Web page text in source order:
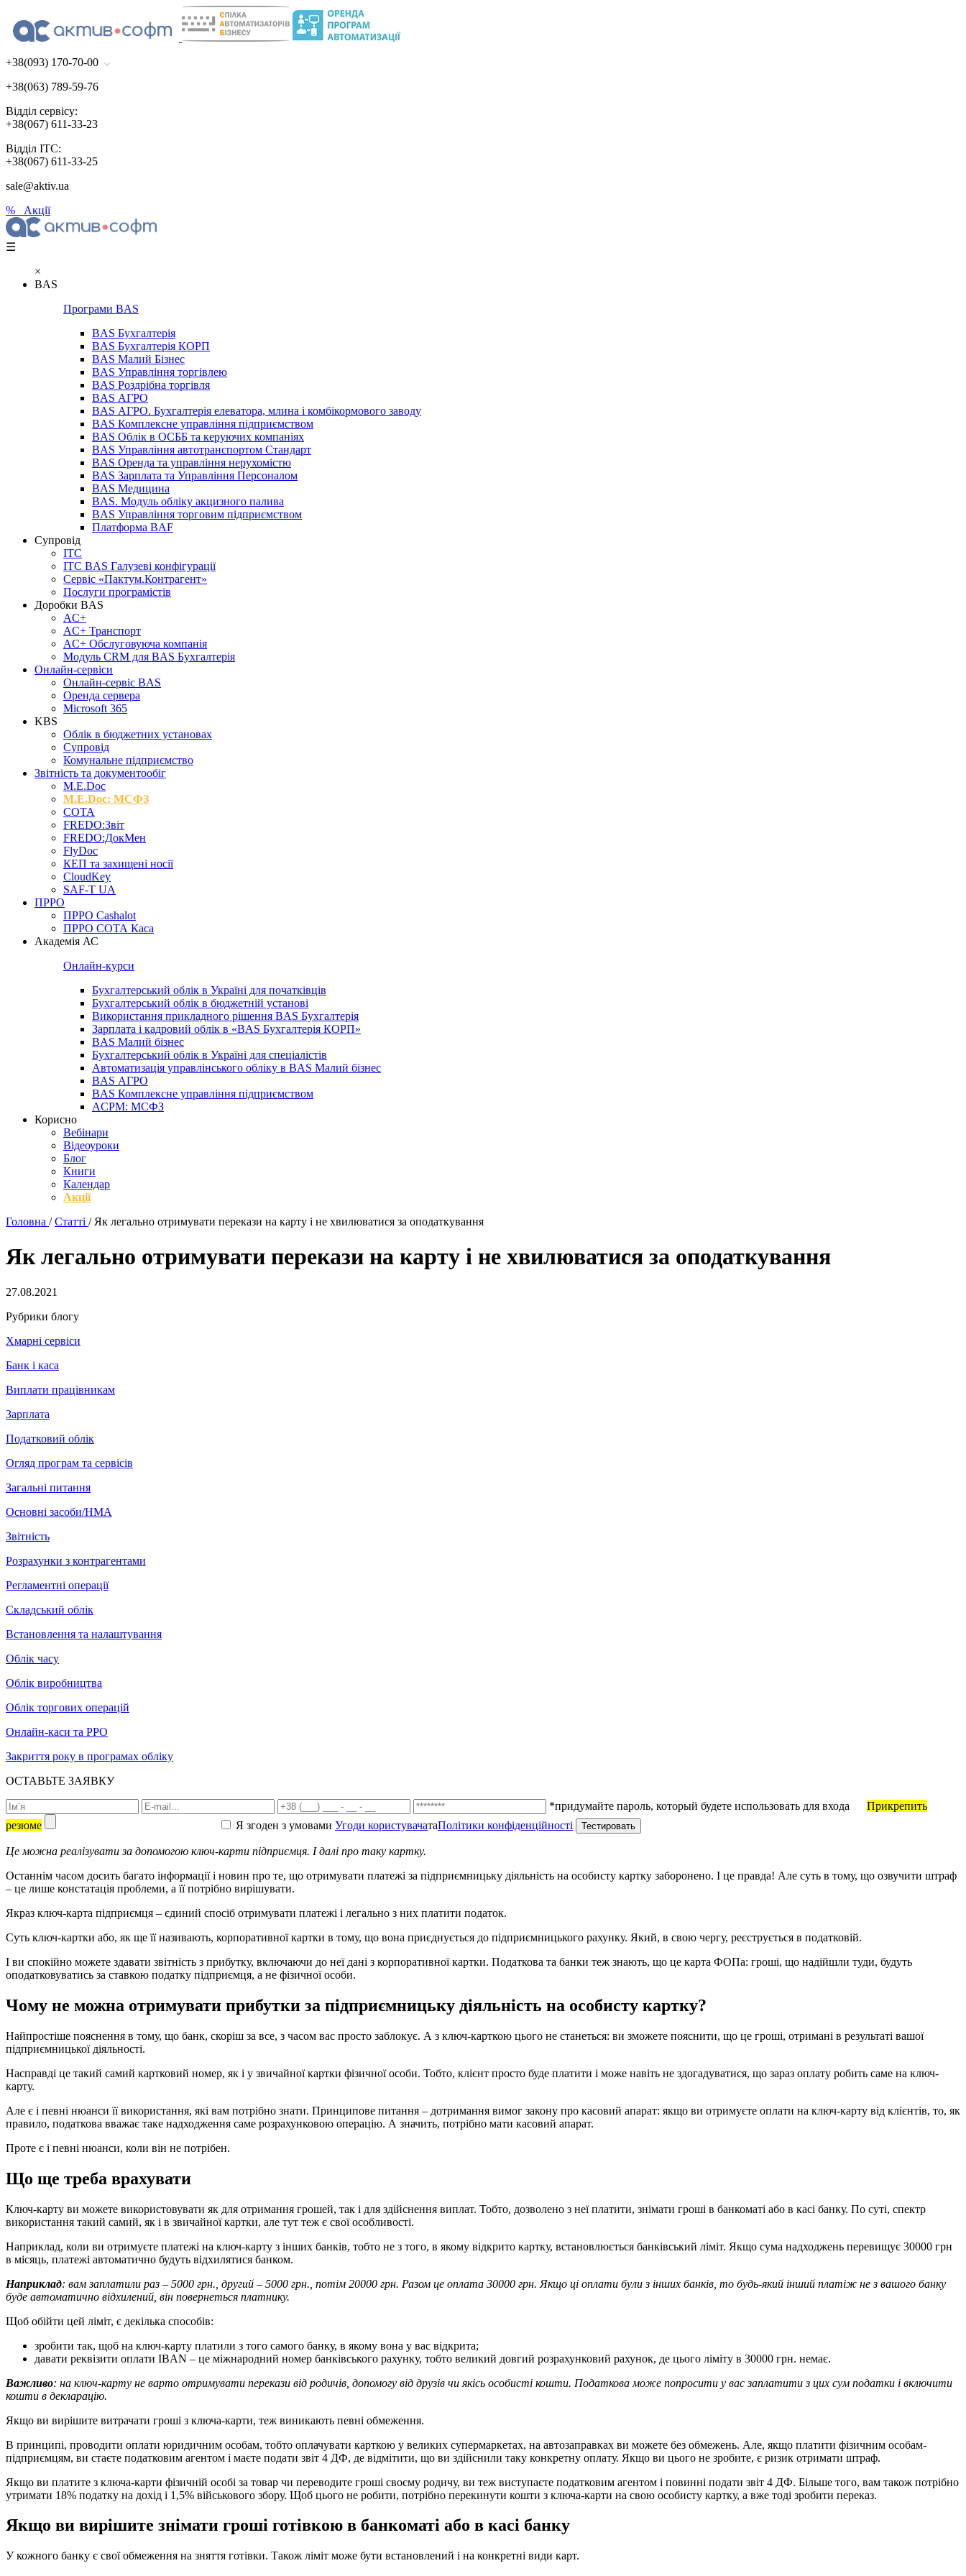
+38(093) 170-70-00
+38(063) 789-59-76
Відділ сервісу:
+38(067) 611-33-23
Відділ ІТС:
+38(067) 611-33-25
sale@aktiv.ua
% Акції
☰
×
BAS
Програми BAS
BAS Бухгалтерія
BAS Бухгалтерія КОРП
BAS Малий Бізнес
BAS Управління торгівлею
BAS Роздрібна торгівля
BAS АГРО
BAS АГРО. Бухгалтерія елеватора, млина і комбікормового заводу
BAS Комплексне управління підприємством
BAS Облік в ОСББ та керуючих компаніях
BAS Управління автотранспортом Стандарт
BAS Оренда та управління нерухомістю
BAS Зарплата та Управління Персоналом
BAS Медицина
BAS. Модуль обліку акцизного палива
BAS Управління торговим підприємством
Платформа BAF
Супровід
ІТС
ІТС BAS Галузеві конфігурації
Сервіс «Пактум.Контрагент»
Послуги програмістів
Доробки BAS
AC+
AC+ Транспорт
AC+ Обслуговуюча компанія
Модуль CRM для BAS Бухгалтерія
Онлайн-сервіси
Онлайн-сервіс BAS
Оренда сервера
Microsoft 365
KBS
Облік в бюджетних установах
Супровід
Комунальне підприємство
Звітність та документообіг
M.Е.Doc
M.E.Doc: МСФЗ
СОТА
FREDO:Звіт
FREDO:ДокМен
FlyDoc
КЕП та захищені носії
CloudKey
SAF-T UA
ПРРО
ПРРО Cashalot
ПРРО СОТА Каса
Академія АС
Онлайн-курси
Бухгалтерський облік в Україні для початківців
Бухгалтерський облік в бюджетній установі
Використання прикладного рішення BAS Бухгалтерія
Зарплата і кадровий облік в «BAS Бухгалтерія КОРП»
BAS Малий бізнес
Бухгалтерський облік в Україні для спеціалістів
Автоматизація управлінського обліку в BAS Малий бізнес
BAS АГРО
BAS Комплексне управління підприємством
ACPM: МСФЗ
Корисно
Вебінари
Відеоуроки
Блог
Книги
Календар
Акції
Головна / Статті / Як легально отримувати перекази на карту і не хвилюватися за оподаткування
Як легально отримувати перекази на карту і не хвилюватися за оподаткування
27.08.2021
Рубрики блогу
Хмарні сервіси
Банк і каса
Виплати працівникам
Зарплата
Податковий облік
Огляд програм та сервісів
Загальні питання
Основні засоби/НМА
Звітність
Розрахунки з контрагентами
Регламентні операції
Складський облік
Встановлення та налаштування
Облік часу
Облік виробництва
Облік торгових операцій
Онлайн-каси та РРО
Закриття року в програмах обліку
ОСТАВЬТЕ ЗАЯВКУ
*придумайте пароль, который будете использовать для входа
Прикрепить
резюме
Я згоден з умовами Угоди користувачатаПолітики конфіденційності
Це можна реалізувати за допомогою ключ-карти підприємця. І далі про таку картку.
Останнім часом досить багато інформації і новин про те, що отримувати платежі за підприємницьку діяльність на особисту картку заборонено. І це правда! Але суть в тому, що озвучити штраф
– це лише констатація проблеми, а її потрібно вирішувати.
Якраз ключ-карта підприємця – єдиний спосіб отримувати платежі і легально з них платити податок.
Суть ключ-картки або, як ще її називають, корпоративної картки в тому, що вона приєднується до підприємницького рахунку. Який, в свою чергу, реєструється в податковій.
І ви спокійно можете здавати звітність з прибутку, включаючи до неї дані з корпоративної картки. Податкова та банки теж знають, що це карта ФОПа: гроші, що надійшли туди, будуть
оподатковуватись за ставкою податку підприємця, а не фізичної особи.
Чому не можна отримувати прибутки за підприємницьку діяльність на особисту картку?
Найпростіше пояснення в тому, що банк, скоріш за все, з часом вас просто заблокує. А з ключ-карткою цього не станеться: ви зможете пояснити, що це гроші, отримані в результаті вашої
підприємницької діяльності.
Насправді це такий самий картковий номер, як і у звичайної картки фізичної особи. Тобто, клієнт просто буде платити і може навіть не здогадуватися, що зараз оплату робить саме на ключ-
карту.
Але є і певні нюанси її використання, які вам потрібно знати. Принципове питання – дотримання вимог закону про касовий апарат: якщо ви отримуєте оплати на ключ-карту від клієнтів, то, як
правило, податкова вважає таке надходження саме розрахунковою операцію. А значить, потрібно мати касовий апарат.
Проте є і певні нюанси, коли він не потрібен.
Що ще треба врахувати
Ключ-карту ви можете використовувати як для отримання грошей, так і для здійснення виплат. Тобто, дозволено з неї платити, знімати гроші в банкоматі або в касі банку. По суті, спектр
використання такий самий, як і в звичайної картки, але тут теж є свої особливості.
Наприклад, коли ви отримуєте платежі на ключ-карту з інших банків, тобто не з того, в якому відкрито картку, встановлюється банківський ліміт. Якщо сума надходжень перевищує 30000 грн
в місяць, платежі автоматично будуть відхилятися банком.
Наприклад: вам заплатили раз – 5000 грн., другий – 5000 грн., потім 20000 грн. Разом це оплата 30000 грн. Якщо ці оплати були з інших банків, то будь-який інший платіж не з вашого банку
буде автоматично відхилений, він повернеться платнику.
Щоб обійти цей ліміт, є декілька способів:
зробити так, щоб на ключ-карту платили з того самого банку, в якому вона у вас відкрита;
давати реквізити оплати IBAN – це міжнародний номер банківського рахунку, тобто великий довгий розрахунковий рахунок, де цього ліміту в 30000 грн. немає.
Важливо: на ключ-карту не варто отримувати перекази від родичів, допомогу від друзів чи якісь особисті кошти. Податкова може попросити у вас заплатити з цих сум податки і включити
кошти в декларацію.
Якщо ви вирішите витрачати гроші з ключа-карти, теж виникають певні обмеження.
В принципі, проводити оплати юридичним особам, тобто оплачувати карткою у великих супермаркетах, на автозаправках ви можете без обмежень. Але, якщо платити фізичним особам-
підприємцям, ви стаєте податковим агентом і маєте подати звіт 4 ДФ, де відмітити, що ви здійснили таку конкретну оплату. Якщо ви цього не зробите, є ризик отримати штраф.
Якщо ви платите з ключа-карти фізичній особі за товар чи переводите гроші своєму родичу, ви теж виступаєте податковим агентом і повинні подати звіт 4 ДФ. Більше того, вам також потрібно
утримати 18% податку на дохід і 1,5% військового збору. Щоб цього не робити, потрібно перекинути кошти з ключа-карти на свою особисту картку, а вже тоді зробити переказ.
Якщо ви вирішите знімати гроші готівкою в банкоматі або в касі банку
У кожного банку є свої обмеження на зняття готівки. Також ліміт може бути встановлений і на конкретні види карт.